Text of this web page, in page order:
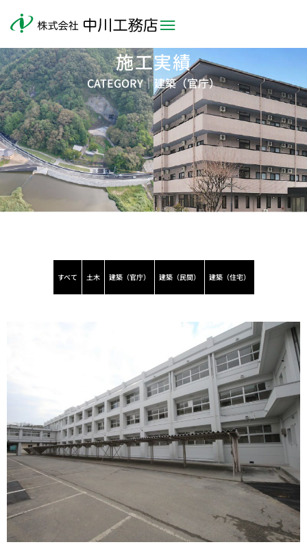
施工実績
CATEGORY｜建築（官庁）
すべて 土木 建築（官庁） 建築（民間） 建築（住宅）